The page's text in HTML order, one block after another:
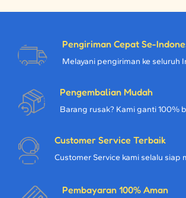
Pengiriman Cepat Se-
Melayani pengiriman ke seluruh
Pengembalian Mudah
Barang rusak? Kami ganti 100%
Customer Service Terbaik
Customer Service kami selalu siap
Pembayaran 100% Aman